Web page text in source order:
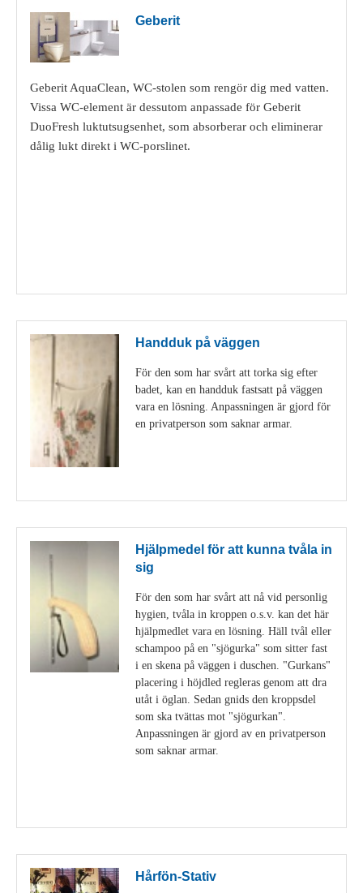
Geberit
Geberit AquaClean, WC-stolen som rengör dig med vatten.
Vissa WC-element är dessutom anpassade för Geberit
DuoFresh luktutsugsenhet, som absorberar och eliminerar
dålig lukt direkt i WC-porslinet.
Handduk på väggen
För den som har svårt att torka sig efter
badet, kan en handduk fastsatt på väggen
vara en lösning. Anpassningen är gjord för
en privatperson som saknar armar.
Hjälpmedel för att kunna tvåla in
sig
För den som har svårt att nå vid personlig
hygien, tvåla in kroppen o.s.v. kan det här
hjälpmedlet vara en lösning. Häll tvål eller
schampoo på en "sjögurka" som sitter fast
i en skena på väggen i duschen. "Gurkans"
placering i höjdled regleras genom att dra
utåt i öglan. Sedan gnids den kroppsdel
som ska tvättas mot "sjögurkan".
Anpassningen är gjord av en privatperson
som saknar armar.
Hårfön-Stativ